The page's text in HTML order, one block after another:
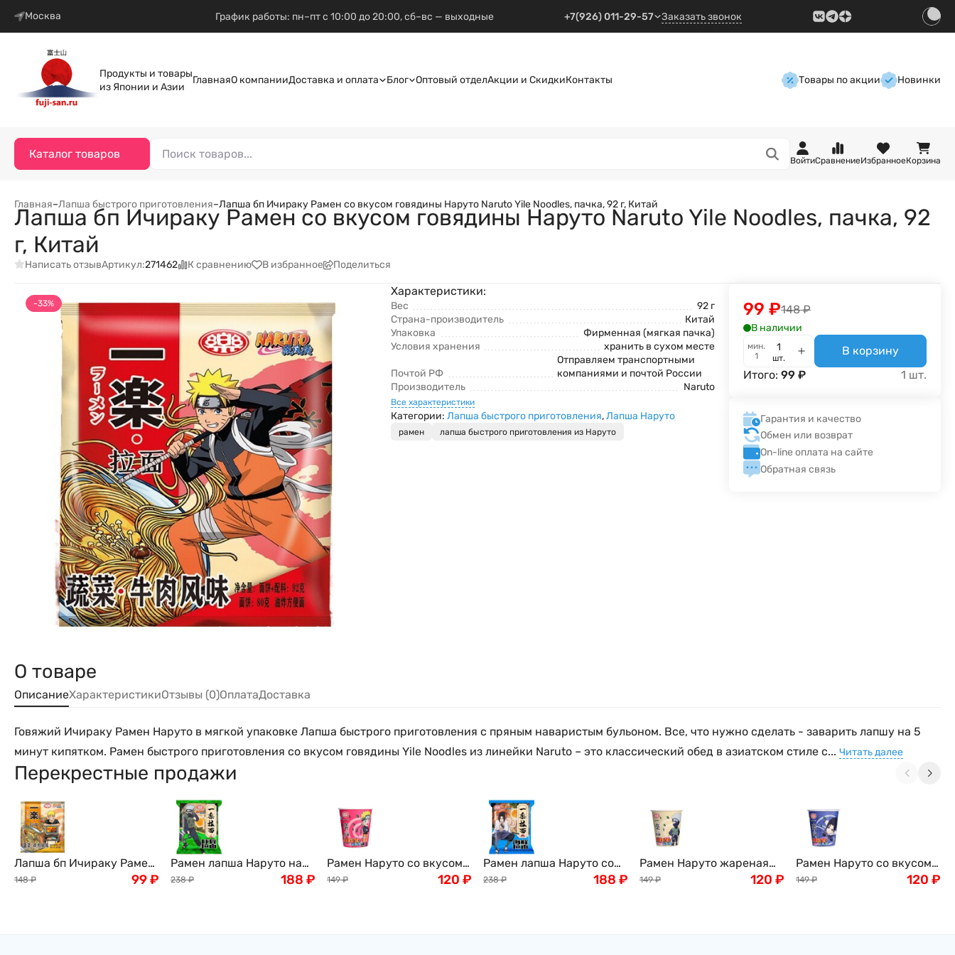
Москва График работы: пн–пт с 10:00 до 20:00, сб–вс — выходные +7(926) 011-29-57 Заказать звонок
Продукты и товары
из Японии и Азии
ГлавнаяО компанииДоставка и оплата Блог Оптовый отделАкции и СкидкиКонтакты Товары по акции Новинки
Каталог товаров
ВойтиСравнениеИзбранноеКорзина
Главная–Лапша быстрого приготовления–Лапша бп Ичираку Рамен со вкусом говядины Наруто Naruto Yile Noodles, пачка, 92 г, Китай
Лапша бп Ичираку Рамен со вкусом говядины Наруто Naruto Yile Noodles, пачка, 92
г, Китай
Написать отзывАртикул:271462 К сравнению В избранное Поделиться
-33%
Характеристики:
Вес
92 г
Страна-производитель
Китай
Упаковка
Фирменная (мягкая пачка)
Условия хранения
хранить в сухом месте
Почтой РФ
Отправляем транспортными
компаниями и почтой России
Производитель
Naruto
Все характеристики
Категории: Лапша быстрого приготовления,Лапша Наруто
рамен лапша быстрого приготовления из Наруто
148 ₽
99 ₽
В наличии
мин.
1
шт.
В корзину
Итого:99 ₽ 1 шт.
Гарантия и качество
Обмен или возврат
On-line оплата на сайте
Обратная связь
О товаре
ОписаниеХарактеристикиОтзывы (0)ОплатаДоставка
Говяжий Ичираку Рамен Наруто в мягкой упаковке Лапша быстрого приготовления с пряным наваристым бульоном. Все, что нужно сделать - заварить лапшу на 5
минут кипятком. Рамен быстрого приготовления со вкусом говядины Yile Noodles из линейки Naruto – это классический обед в азиатском стиле с... Читать далее
Перекрестные продажи
Лапша бп Ичираку Рамен
со вкусом курицы Наруто
148 ₽ 99₽
Рамен лапша Наруто на
мясном бульоне Тонкацу,
238 ₽ 188 ₽
Рамен Наруто со вкусом
томленой телятины
149 ₽ 120 ₽
Рамен лапша Наруто со
вкусом морепродуктов,
238 ₽ 188 ₽
Рамен Наруто жареная
курица с грибами Naruto
149 ₽ 120 ₽
Рамен Наруто со вкусом
морепродуктов Naruto
149 ₽ 120 ₽